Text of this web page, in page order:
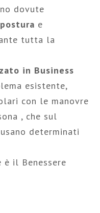
dovute
e
tutta la
in Business
esistente,
con le manovre
, che sul
determinati
il Benessere